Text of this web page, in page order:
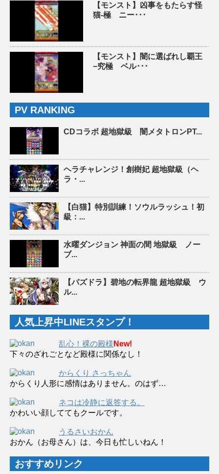
【モンスト】凶事をもたらす怪
猫-極 ニー･･･
【モンスト】闇に選ばれし覇王
−究極 ベル･･･
PV RANKING
CDコラボ 超地獄級 闇メタトロンPT...
ヘラチャレンジ！創樹妃 超地獄級（ヘ
ラ・...
【白猫】特別訓練！ソウルラッシュ！初
級：...
水曜ダンジョン 神面の間 地獄級 ノー
ブ...
【パズドラ】碧地の転界龍 超地獄級 ウ
ル...
人気上昇中LINEスタンプ！
乱心！裸の殿様 New!
下々のざれごとなど殿様に関係なし！
からくり さっちゃん
からくり人形に感情はありません。のはず…
ネコは冷静に返答する。
かわいい顔しててもクールです。
うるさいおかん
おかん（お母さん）は、今日も忙しいねん！
おすすめリンク